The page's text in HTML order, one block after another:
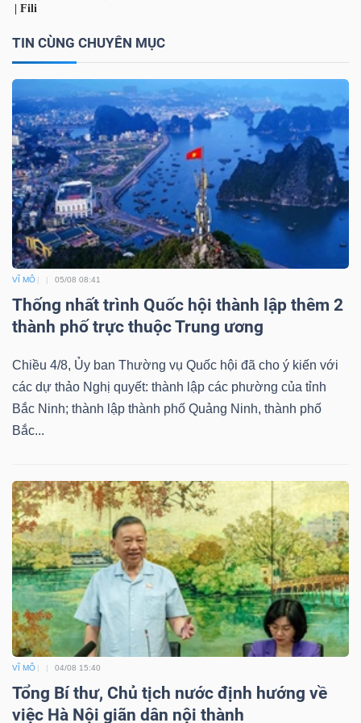
TIN CÙNG CHUYÊN MỤC
VĨ MÔ 05/08 08:41
Thống nhất trình Quốc hội thành lập thêm 2
thành phố trực thuộc Trung ương
Chiều 4/8, Ủy ban Thường vụ Quốc hội đã cho ý kiến với
các dự thảo Nghị quyết: thành lập các phường của tỉnh
Bắc Ninh; thành lập thành phố Quảng Ninh, thành phố
Bắc...
VĨ MÔ 04/08 15:40
Tổng Bí thư, Chủ tịch nước định hướng về
việc Hà Nội giãn dân nội thành
của
tác
giả
(-)
Báo
cáo
phân
tích
(-)
ngữ
(-)
Dịch
(-)
Đào
tạo
Sách
tài
chính